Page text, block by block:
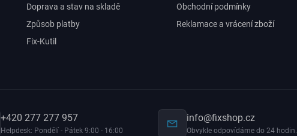
Doprava a stav na skladě
Způsob platby
Fix-Kutil
Obchodní podmínky
Reklamace a vrácení zboží
+420 277 277 957
Helpdesk: Pondělí - Pátek 9:00 - 16:00
info@fixshop.cz
Obvykle odpovídáme do 24 hodin.